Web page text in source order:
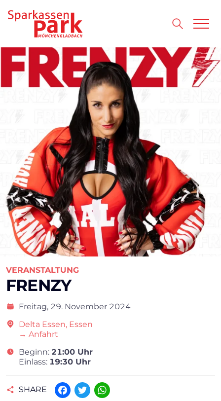
VERANSTALTUNG
FRENZY
Freitag, 29. November 2024
Delta Essen, Essen
→ Anfahrt
Beginn: 21:00 Uhr
Einlass: 19:30 Uhr
SHARE